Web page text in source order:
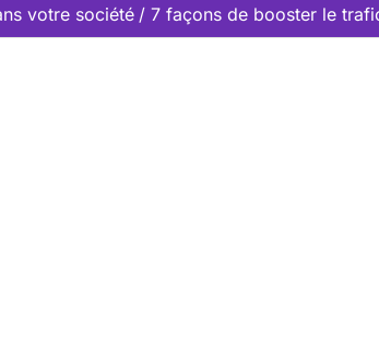
votre société 7 façons de booster le